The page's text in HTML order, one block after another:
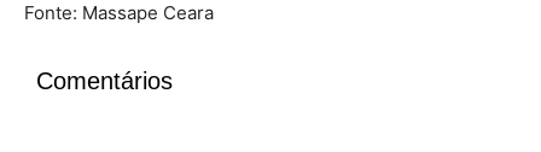
Fonte: Massape Ceara
Comentários